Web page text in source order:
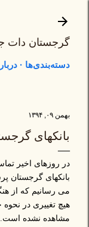
گرجستان دات
دسته‌بندی‌ها
بهمن ۰۹, ۱۳۹۴
بانکهای
در روزهای اخیر
بانکهای گرجستان
می رسانیم که از
هیچ تغییری در
مشاهده نشده است.